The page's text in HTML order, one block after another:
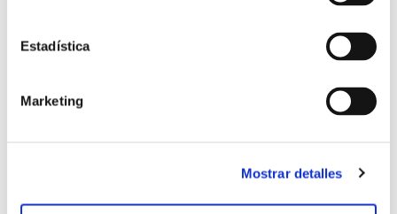
Estadística
Marketing
Mostrar detalles
Puedes ver la guía entera